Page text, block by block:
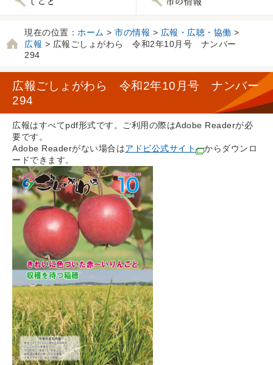
現在の位置： ホーム > 市の情報 > 広報・広聴・協働 >
広報 > 広報ごしょがわら 令和2年10月号 ナンバー
294
広報ごしょがわら 令和2年10月号 ナンバー
294
広報はすべてpdf形式です。ご利用の際はAdobe Readerが必
要です。
Adobe Readerがない場合はアドビ公式サイト
からダウンロ
ードできます。